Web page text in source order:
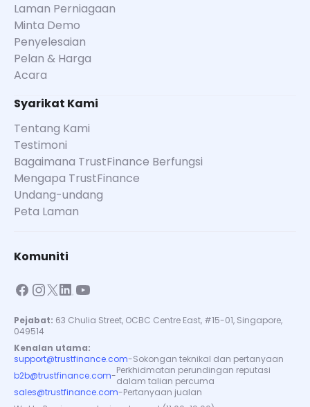
Laman Perniagaan
Minta Demo
Penyelesaian
Pelan & Harga
Acara
Syarikat Kami
Tentang Kami
Testimoni
Bagaimana TrustFinance Berfungsi
Mengapa TrustFinance
Undang-undang
Peta Laman
Komuniti
Pejabat: 63 Chulia Street, OCBC Centre East, #15-01, Singapore,
049514
Kenalan utama:
support@trustfinance.com-Sokongan teknikal dan pertanyaan
b2b@trustfinance.com-Perkhidmatan perundingan reputasi
dalam talian percuma
sales@trustfinance.com-Pertanyaan jualan